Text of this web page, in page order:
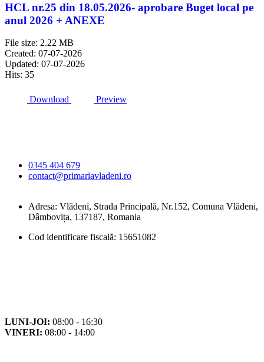
HCL nr.25 din 18.05.2026- aprobare Buget local pe
anul 2026 + ANEXE
File size: 2.22 MB
Created: 07-07-2026
Updated: 07-07-2026
Hits: 35
Download Preview
0345 404 679
contact@primariavladeni.ro
Adresa: Vlădeni, Strada Principală, Nr.152, Comuna Vlădeni,
Dâmbovița, 137187, Romania
Cod identificare fiscală: 15651082
LUNI-JOI: 08:00 - 16:30
VINERI: 08:00 - 14:00